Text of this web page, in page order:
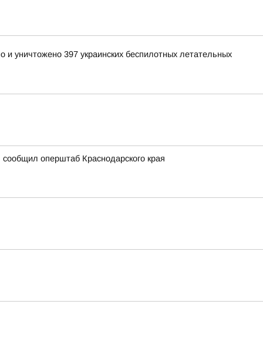
уничтожено 397 украинских беспилотных летательных
оперштаб Краснодарского края